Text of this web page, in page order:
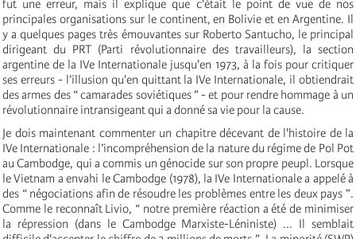
fut une erreur, mais il explique que c'était le point de vue de nos
principales organisations sur le continent, en Bolivie et en Argentine. Il
y a quelques pages très émouvantes sur Roberto Santucho, le principal
dirigeant du PRT (Parti révolutionnaire des travailleurs), la section
argentine de la IVe Internationale jusqu'en 1973, à la fois pour critiquer
ses erreurs - l’illusion qu'en quittant la IVe Internationale, il obtiendrait
des armes des “ camarades soviétiques ” - et pour rendre hommage à un
révolutionnaire intransigeant qui a donné sa vie pour la cause.
Je dois maintenant commenter un chapitre décevant de l'histoire de la
IVe Internationale : l’incompréhension de la nature du régime de Pol Pot
au Cambodge, qui a commis un génocide sur son propre peupl. Lorsque
le Vietnam a envahi le Cambodge (1978), la IVe Internationalea appelé à
des “ négociations afin de résoudre les problèmes entre les deux pays ”.
Comme le reconnaît Livio, “ notre première réaction a été de minimiser
la répression (dans le Cambodge Marxiste-Léniniste) ... Il semblait